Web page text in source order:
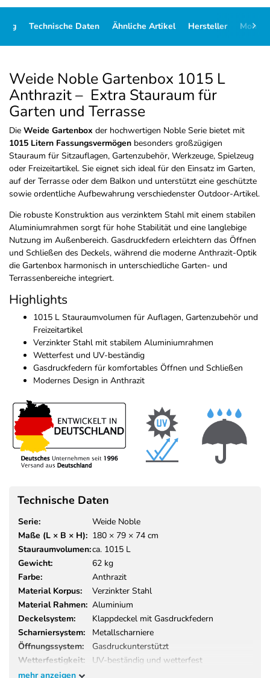
Technische Daten Ähnliche Artikel Hersteller
Weide Noble Gartenbox 1015 L
Anthrazit – Extra Stauraum für
Garten und Terrasse
Die Weide Gartenbox der hochwertigen Noble Serie bietet mit
1015 Litern Fassungsvermögen besonders großzügigen
Stauraum für Sitzauflagen, Gartenzubehör, Werkzeuge, Spielzeug
oder Freizeitartikel. Sie eignet sich ideal für den Einsatz im Garten,
auf der Terrasse oder dem Balkon und unterstützt eine geschützte
sowie ordentliche Aufbewahrung verschiedenster Outdoor-Artikel.
Die robuste Konstruktion aus verzinktem Stahl mit einem stabilen
Aluminiumrahmen sorgt für hohe Stabilität und eine langlebige
Nutzung im Außenbereich. Gasdruckfedern erleichtern das Öffnen
und Schließen des Deckels, während die moderne Anthrazit-Optik
die Gartenbox harmonisch in unterschiedliche Garten- und
Terrassenbereiche integriert.
Highlights
1015 L Stauraumvolumen für Auflagen, Gartenzubehör und
Freizeitartikel
Verzinkter Stahl mit stabilem Aluminiumrahmen
Wetterfest und UV-beständig
Gasdruckfedern für komfortables Öffnen und Schließen
Modernes Design in Anthrazit
Technische Daten
Serie:
Weide Noble
Maße (L × B × H): 180 × 79 × 74 cm
Stauraumvolumen:ca. 1015 L
Gewicht:
62 kg
Farbe:
Anthrazit
Material Korpus:
Verzinkter Stahl
Material Rahmen: Aluminium
Deckelsystem:
Klappdeckel mit Gasdruckfedern
Scharniersystem:
Metallscharniere
Öffnungssystem:
Gasdruckunterstützt
Wetterfestigkeit:
UV-beständig und wetterfest
Einsatzbereich:
mehr anzeigen